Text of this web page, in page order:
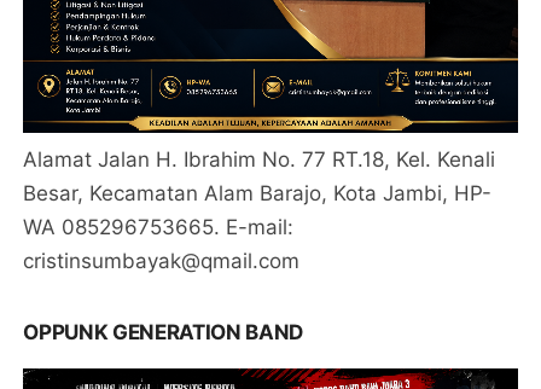
Alamat Jalan H. Ibrahim No. 77 RT.18, Kel. Kenali
Besar, Kecamatan Alam Barajo, Kota Jambi, HP-
WA 085296753665. E-mail:
cristinsumbayak@qmail.com
OPPUNK GENERATION BAND